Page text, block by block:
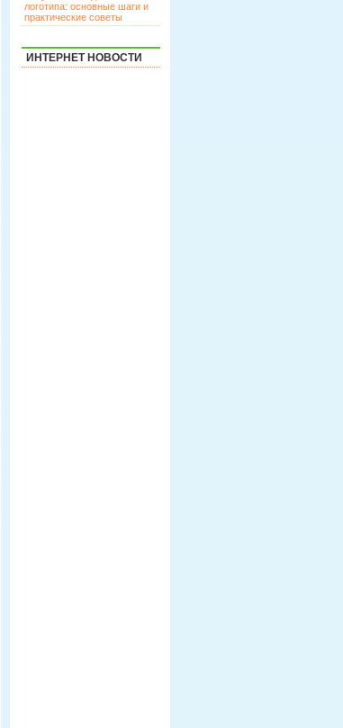
логотипа: основные шаги и
практические советы
ИНТЕРНЕТ НОВОСТИ